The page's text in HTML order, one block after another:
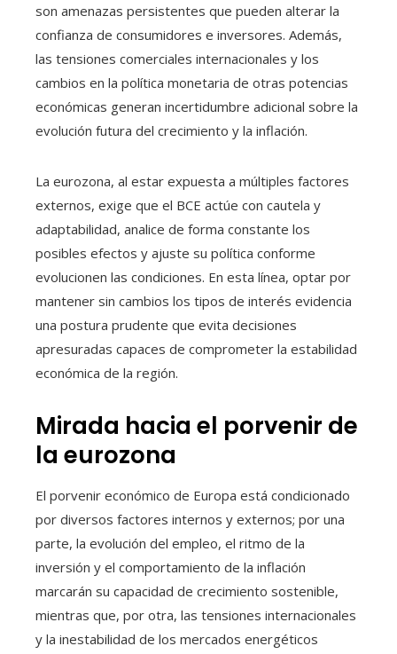
son amenazas persistentes que pueden alterar la
confianza de consumidores e inversores. Además,
las tensiones comerciales internacionales y los
cambios en la política monetaria de otras potencias
económicas generan incertidumbre adicional sobre la
evolución futura del crecimiento y la inflación.
La eurozona, al estar expuesta a múltiples factores
externos, exige que el BCE actúe con cautela y
adaptabilidad, analice de forma constante los
posibles efectos y ajuste su política conforme
evolucionen las condiciones. En esta línea, optar por
mantener sin cambios los tipos de interés evidencia
una postura prudente que evita decisiones
apresuradas capaces de comprometer la estabilidad
económica de la región.
Mirada hacia el porvenir de
la eurozona
El porvenir económico de Europa está condicionado
por diversos factores internos y externos; por una
parte, la evolución del empleo, el ritmo de la
inversión y el comportamiento de la inflación
marcarán su capacidad de crecimiento sostenible,
mientras que, por otra, las tensiones internacionales
y la inestabilidad de los mercados energéticos